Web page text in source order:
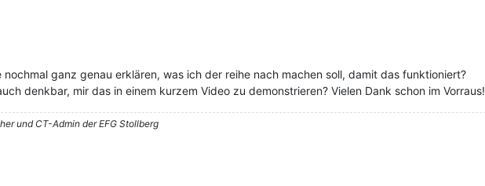
nochmal ganz genau erklären, was ich der reihe nach machen soll, damit das funktioniert?
denkbar, mir das in einem kurzem Video zu demonstrieren? Vielen Dank schon im Vorraus!
und CT-Admin der EFG Stollberg